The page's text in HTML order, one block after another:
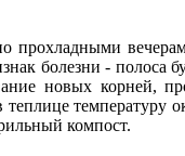
прохладными
болезни - полоса
новых корней,
температуру
компост.